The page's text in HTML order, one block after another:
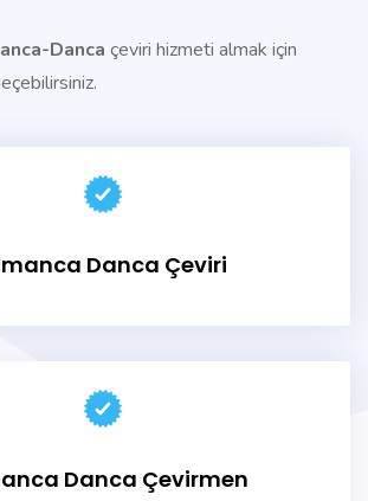
Danca çeviri hizmeti almak için
Danca Çeviri
Danca Çevirmen